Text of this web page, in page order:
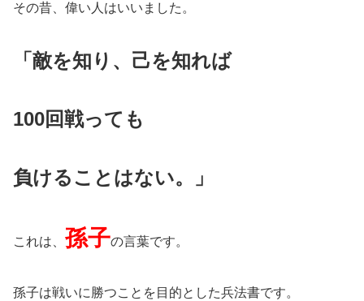
その昔、偉い人はいいました。
「敵を知り、己を知れば
100回戦っても
負けることはない。」
これは、 孫子の言葉です。
孫子は戦いに勝つことを目的とした兵法書です。